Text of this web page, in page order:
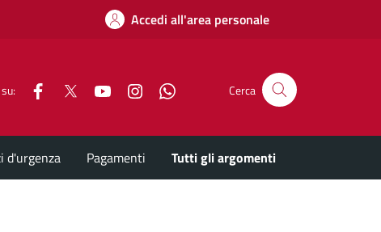
Accedi all'area personale
Facebook YouTubeInstagramWhatsappCerca
d'urgenza Pagamenti Tutti gli argomenti